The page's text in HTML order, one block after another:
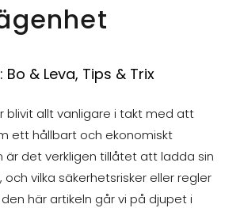
Bo & Leva, Tips & Trix
blivit allt vanligare i takt med att
ett hållbart och ekonomiskt
är det verkligen tillåtet att ladda sin
vilka säkerhetsrisker eller regler
här artikeln går vi på djupet i